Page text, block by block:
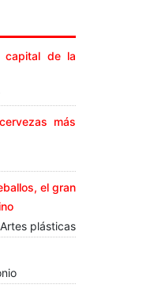
capital de la
más
el gran
plásticas